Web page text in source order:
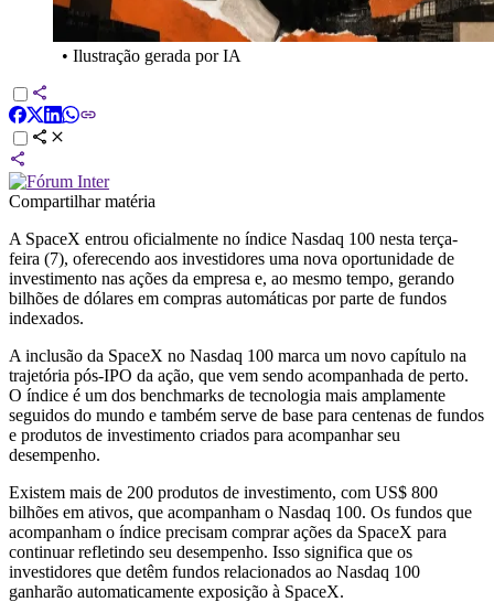
• Ilustração gerada por IA
Compartilhar matéria
A SpaceX entrou oficialmente no índice Nasdaq 100 nesta terça-
feira (7), oferecendo aos investidores uma nova oportunidade de
investimento nas ações da empresa e, ao mesmo tempo, gerando
bilhões de dólares em compras automáticas por parte de fundos
indexados.
A inclusão da SpaceX no Nasdaq 100 marca um novo capítulo na
trajetória pós-IPO da ação, que vem sendo acompanhada de perto.
O índice é um dos benchmarks de tecnologia mais amplamente
seguidos do mundo e também serve de base para centenas de fundos
e produtos de investimento criados para acompanhar seu
desempenho.
Existem mais de 200 produtos de investimento, com US$ 800
bilhões em ativos, que acompanham o Nasdaq 100. Os fundos que
acompanham o índice precisam comprar ações da SpaceX para
continuar refletindo seu desempenho. Isso significa que os
investidores que detêm fundos relacionados ao Nasdaq 100
ganharão automaticamente exposição à SpaceX.